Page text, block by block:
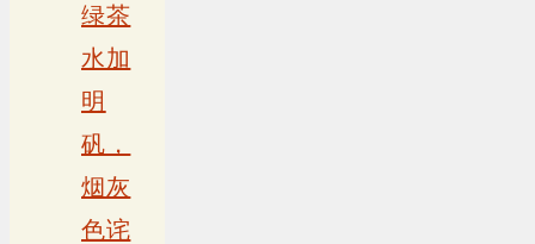
绿茶
水加
明
矾，
烟灰
色诧